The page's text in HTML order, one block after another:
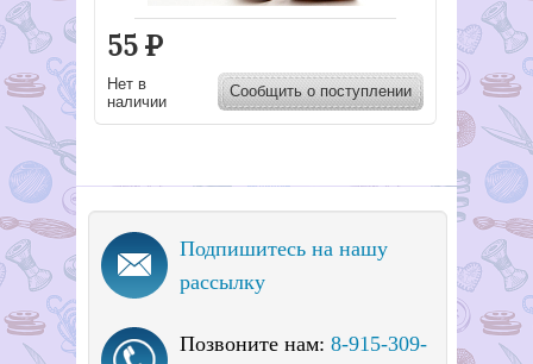
55Р
Нет в
наличии
Сообщить о поступлении
Подпишитесь на нашу
рассылку
Позвоните нам: 8-915-309-